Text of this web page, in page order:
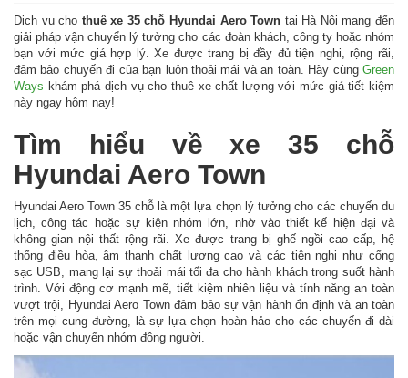
Dịch vụ cho thuê xe 35 chỗ Hyundai Aero Town tại Hà Nội mang đến
giải pháp vận chuyển lý tưởng cho các đoàn khách, công ty hoặc nhóm
bạn với mức giá hợp lý. Xe được trang bị đầy đủ tiện nghi, rộng rãi,
đảm bảo chuyến đi của bạn luôn thoải mái và an toàn. Hãy cùng Green
Ways khám phá dịch vụ cho thuê xe chất lượng với mức giá tiết kiệm
này ngay hôm nay!
Tìm hiểu về xe 35 chỗ
Hyundai Aero Town
Hyundai Aero Town 35 chỗ là một lựa chọn lý tưởng cho các chuyến du
lịch, công tác hoặc sự kiện nhóm lớn, nhờ vào thiết kế hiện đại và
không gian nội thất rộng rãi. Xe được trang bị ghế ngồi cao cấp, hệ
thống điều hòa, âm thanh chất lượng cao và các tiện nghi như cổng
sạc USB, mang lại sự thoải mái tối đa cho hành khách trong suốt hành
trình. Với động cơ mạnh mẽ, tiết kiệm nhiên liệu và tính năng an toàn
vượt trội, Hyundai Aero Town đảm bảo sự vận hành ổn định và an toàn
trên mọi cung đường, là sự lựa chọn hoàn hảo cho các chuyến đi dài
hoặc vận chuyển nhóm đông người.